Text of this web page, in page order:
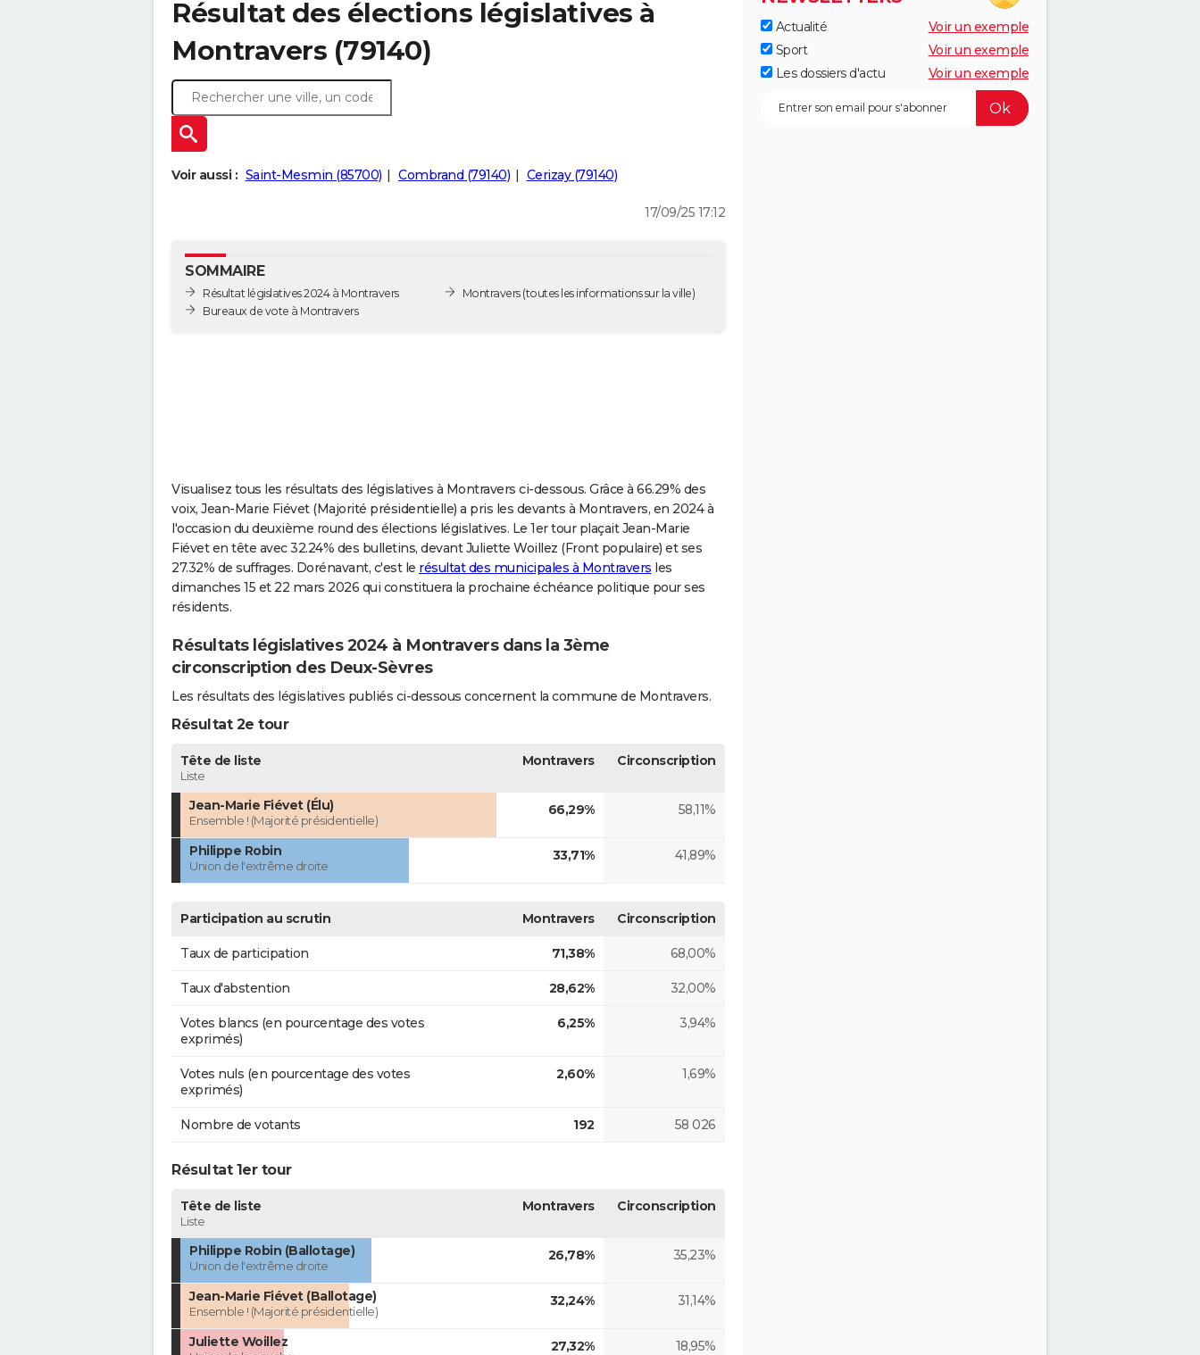
Résultat des élections législatives à
Montravers (79140)
Voir aussi : Saint-Mesmin (85700) Combrand (79140) Cerizay (79140)
17/09/25 17:12
SOMMAIRE
Résultat législatives 2024 à Montravers
Bureaux de vote à Montravers
Montravers(toutes les informations sur la ville)
Visualisez tous les résultats des législatives à Montravers ci-dessous. Grâce à 66.29% des
voix, Jean-Marie Fiévet (Majorité présidentielle) a pris les devants à Montravers, en 2024 à
l'occasion du deuxième round des élections législatives. Le 1er tour plaçait Jean-Marie
Fiévet en tête avec 32.24% des bulletins, devant Juliette Woillez (Front populaire) et ses
27.32% de suffrages. Dorénavant, c'est le résultat des municipales à Montravers les
dimanches 15 et 22 mars 2026 qui constituera la prochaine échéance politique pour ses
résidents.
Résultats législatives 2024 à Montravers dans la 3ème
circonscription des Deux-Sèvres
Les résultats des législatives publiés ci-dessous concernent la commune de Montravers.
Résultat 2e tour
Tête de liste
Liste
Montravers Circonscription
Jean-Marie Fiévet (Élu)
Ensemble ! (Majorité présidentielle)
66,29% 58,11%
Philippe Robin
Union de l'extrême droite
33,71% 41,89%
Participation au scrutin Montravers Circonscription
Taux de participation 71,38% 68,00%
Taux d'abstention 28,62% 32,00%
Votes blancs (en pourcentage des votes
exprimés)
6,25% 3,94%
Votes nuls (en pourcentage des votes
exprimés)
2,60% 1,69%
Nombre de votants 192 58 026
Résultat 1er tour
Tête de liste
Liste
Montravers Circonscription
Philippe Robin (Ballotage)
Union de l'extrême droite
26,78% 35,23%
Jean-Marie Fiévet (Ballotage)
Ensemble ! (Majorité présidentielle)
32,24% 31,14%
Juliette Woillez 27,32% 18,95%
Actualité
Voir un exemple
Sport
Voir un exemple
Les dossiers d'actu
Voir un exemple